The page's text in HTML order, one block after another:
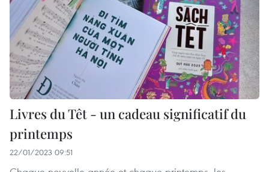
Livres du Têt - un cadeau significatif du
printemps
22/01/2023 09:51